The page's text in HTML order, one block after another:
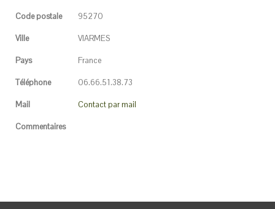
Code postale 95270
Ville VIARMES
Pays France
Téléphone 06.66.51.38.73
Mail Contact par mail
Commentaires